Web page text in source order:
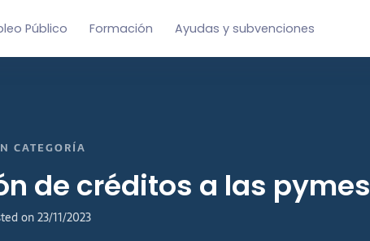
Público Formación Ayudas y subvenciones
CATEGORÍA
de créditos a las pymes
on23/11/2023